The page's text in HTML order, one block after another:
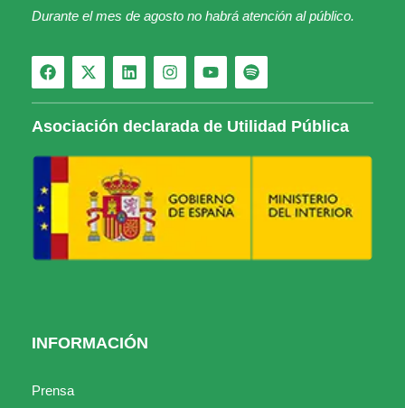
Durante el mes de agosto no habrá atención al público.
Asociación declarada de Utilidad Pública
INFORMACIÓN
Prensa